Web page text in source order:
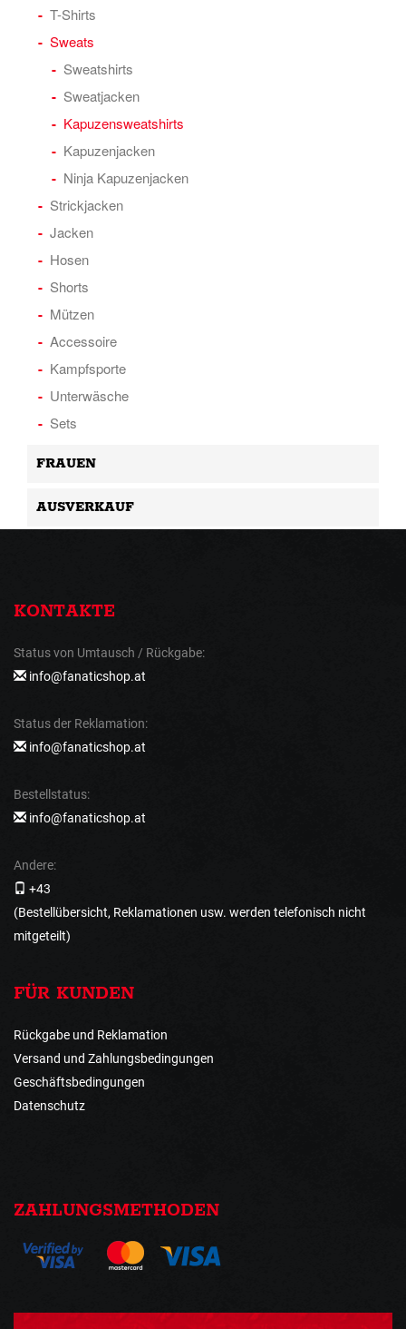
T-Shirts
Sweats
Sweatshirts
Sweatjacken
Kapuzensweatshirts
Kapuzenjacken
Ninja Kapuzenjacken
Strickjacken
Jacken
Hosen
Shorts
Mützen
Accessoire
Kampfsporte
Unterwäsche
Sets
FRAUEN
AUSVERKAUF
KONTAKTE
Status von Umtausch / Rückgabe:
info@fanaticshop.at
Status der Reklamation:
info@fanaticshop.at
Bestellstatus:
info@fanaticshop.at
Andere:
+43
(Bestellübersicht, Reklamationen usw. werden telefonisch nicht
mitgeteilt)
FÜR KUNDEN
Rückgabe und Reklamation
Versand und Zahlungsbedingungen
Geschäftsbedingungen
Datenschutz
ZAHLUNGSMETHODEN